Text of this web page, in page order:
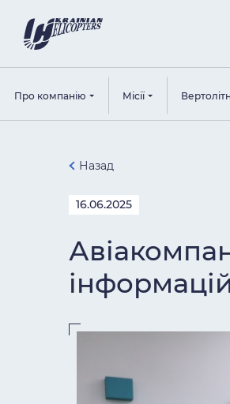
Про компанію Місії
Назад
16.06.2025